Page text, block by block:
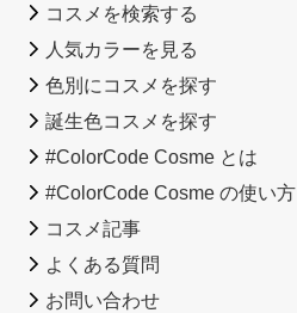
コスメを検索する
人気カラーを見る
色別にコスメを探す
誕生色コスメを探す
#ColorCode Cosme とは
#ColorCode Cosme の使い方
コスメ記事
よくある質問
お問い合わせ